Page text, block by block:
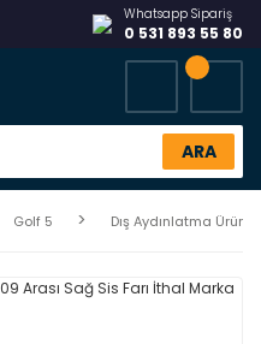
Whatsapp Sipariş
0 531 893 55 80
ARA
Golf 5 Dış Aydınlatma